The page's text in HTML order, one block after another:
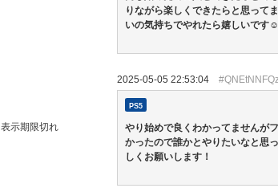
りながら楽しくできたらと思って
いの気持ちでやれたら嬉しいです
表示期限切れ
2025-05-05 22:53:04
PS5
やり始めで良くわかってませんが
かったので誰かとやりたいなと思
しくお願いします！